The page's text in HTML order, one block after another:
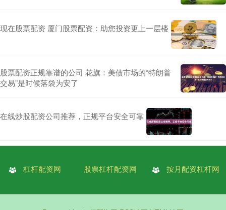
现在股票配资 厦门股票配资：助您投资更上一层楼
股票配资正规靠谱的公司 花旗：美债市场的“特朗普
交易”是时候落袋为安了
在线炒股配资公司推荐，正规平台安全可靠
杠杆配资网 股票杠杆配资网 按月配资杠杆网